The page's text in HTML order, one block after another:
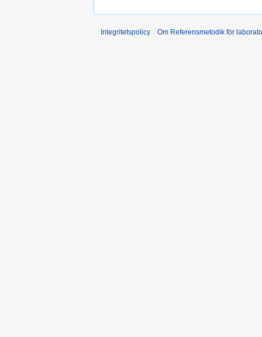
Integritetspolicy Om Referensmetodik för